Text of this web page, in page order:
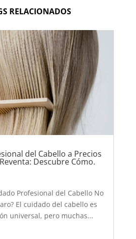
RELACIONADOS
del Cabello a Precios
Descubre Cómo.
Profesional del Cabello No
El cuidado del cabello es
universal, pero muchas...